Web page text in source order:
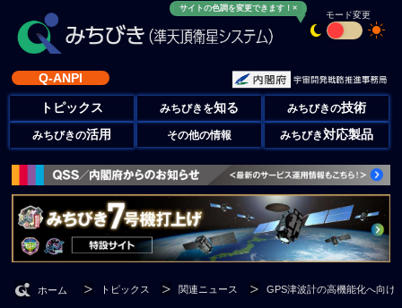
サイトの色調を変更できます！×
モード変更
Q-ANPI
トピックス みちびきを知る みちびきの技術
みちびきの活用 その他の情報 みちびき対応製品
ホーム トピックス 関連ニュース GPS津波計の高機能化へ向け